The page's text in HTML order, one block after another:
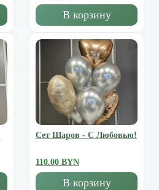
В корзину
Сет Шаров - С Любовью!
110.00 BYN
В корзину